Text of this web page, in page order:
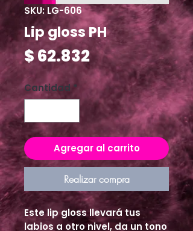
SKU: LG-606
Lip gloss PH
$ 62.832Precio
Cantidad *
Agregar al carrito
Realizar compra
Este lip gloss llevará tus
labios a otro nivel, da un tono